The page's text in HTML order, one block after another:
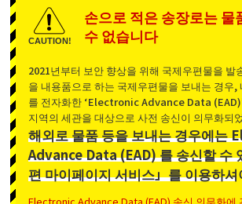
CAUTION!
손으로 적은 송장로는 물
수 없습니다
2021년부터 보안 향상을 위해 국제우편물을 발
을 내용품으로 하는 국제우편물을 보내는 경우,
를 전자화한 ‘Electronic Advance Data
지역의 세관을 대상으로 사전 송신이 의무화되
해외로 물품 등을 보내는 경우에는
Advance Data (EAD) 를 송신할 수
편 마이페이지 서비스」를 이용하
Electronic Advance Data (EAD) 송신 의무화에